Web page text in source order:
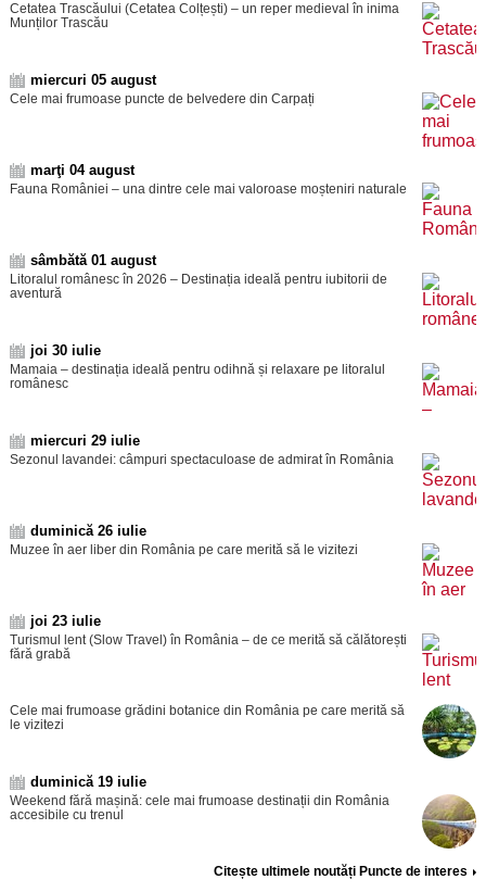
Cetatea Trascăului (Cetatea Colțești) – un reper medieval în inima
Munților Trascău
miercuri 05 august
Cele mai frumoase puncte de belvedere din Carpați
marţi 04 august
Fauna României – una dintre cele mai valoroase moșteniri naturale
sâmbătă 01 august
Litoralul românesc în 2026 – Destinația ideală pentru iubitorii de
aventură
joi 30 iulie
Mamaia – destinația ideală pentru odihnă și relaxare pe litoralul
românesc
miercuri 29 iulie
Sezonul lavandei: câmpuri spectaculoase de admirat în România
duminică 26 iulie
Muzee în aer liber din România pe care merită să le vizitezi
joi 23 iulie
Turismul lent (Slow Travel) în România – de ce merită să călătorești
fără grabă
Cele mai frumoase grădini botanice din România pe care merită să
le vizitezi
duminică 19 iulie
Weekend fără mașină: cele mai frumoase destinații din România
accesibile cu trenul
Citește ultimele noutăți Puncte de interes